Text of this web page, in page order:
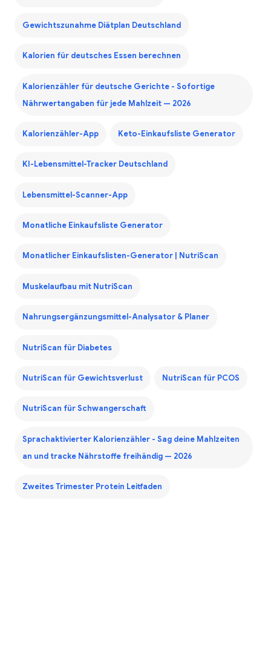
Gewichtszunahme Diätplan Deutschland
Kalorien für deutsches Essen berechnen
Kalorienzähler für deutsche Gerichte - Sofortige
Nährwertangaben für jede Mahlzeit — 2026
Kalorienzähler-App Keto-Einkaufsliste Generator
KI-Lebensmittel-Tracker Deutschland
Lebensmittel-Scanner-App
Monatliche Einkaufsliste Generator
Monatlicher Einkaufslisten-Generator | NutriScan
Muskelaufbau mit NutriScan
Nahrungsergänzungsmittel-Analysator & Planer
NutriScan für Diabetes
NutriScan für Gewichtsverlust NutriScan für PCOS
NutriScan für Schwangerschaft
Sprachaktivierter Kalorienzähler - Sag deine Mahlzeiten
an und tracke Nährstoffe freihändig — 2026
Zweites Trimester Protein Leitfaden